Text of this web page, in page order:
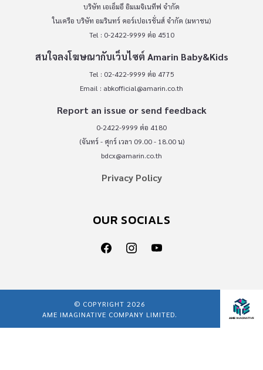
บริษัท เอเอ็มอี อิมเมจิเนทีฟ จำกัด
ในเครือ บริษัท อมรินทร์ คอร์เปอเรชั่นส์ จำกัด (มหาชน)
Tel : 0-2422-9999 ต่อ 4510
สนใจลงโฆษณากับเว็บไซต์ Amarin Baby&Kids
Tel : 02-422-9999 ต่อ 4775
Email : abkofficial@amarin.co.th
Report an issue or send feedback
0-2422-9999 ต่อ 4180
(จันทร์ - ศุกร์ เวลา 09.00 - 18.00 น)
bdcx@amarin.co.th
Privacy Policy
OUR SOCIALS
© COPYRIGHT 2026
AME IMAGINATIVE COMPANY LIMITED.